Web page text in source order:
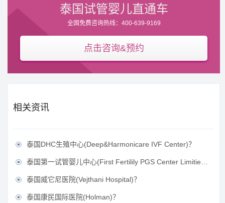
泰国试管婴儿直通车
全国免费咨询热线：400-639-9169
点击咨询&预约
相关资讯
 泰国DHC生殖中心(Deep&Harmonicare IVF Center)？
 泰国第一试管婴儿中心(First Fertilily PGS Center Limitied)？
 泰国威它尼医院(Vejthani Hospital)？
 泰国康民国际医院(Holman)？